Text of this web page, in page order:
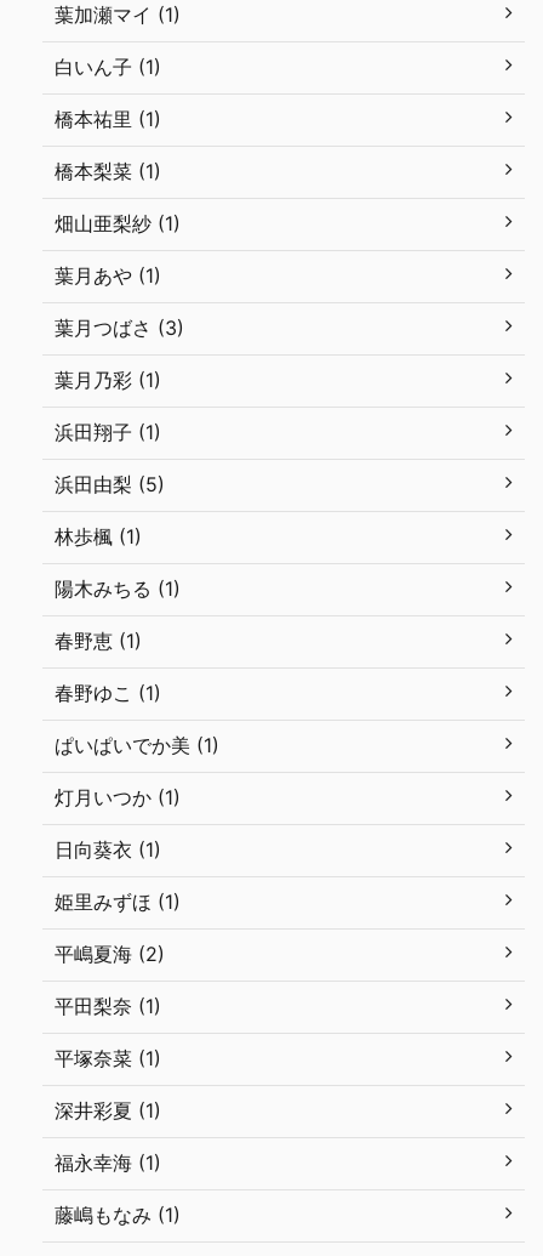
葉加瀬マイ (1)
白いん子 (1)
橋本祐里 (1)
橋本梨菜 (1)
畑山亜梨紗 (1)
葉月あや (1)
葉月つばさ (3)
葉月乃彩 (1)
浜田翔子 (1)
浜田由梨 (5)
林歩楓 (1)
陽木みちる (1)
春野恵 (1)
春野ゆこ (1)
ぱいぱいでか美 (1)
灯月いつか (1)
日向葵衣 (1)
姫里みずほ (1)
平嶋夏海 (2)
平田梨奈 (1)
平塚奈菜 (1)
深井彩夏 (1)
福永幸海 (1)
藤嶋もなみ (1)